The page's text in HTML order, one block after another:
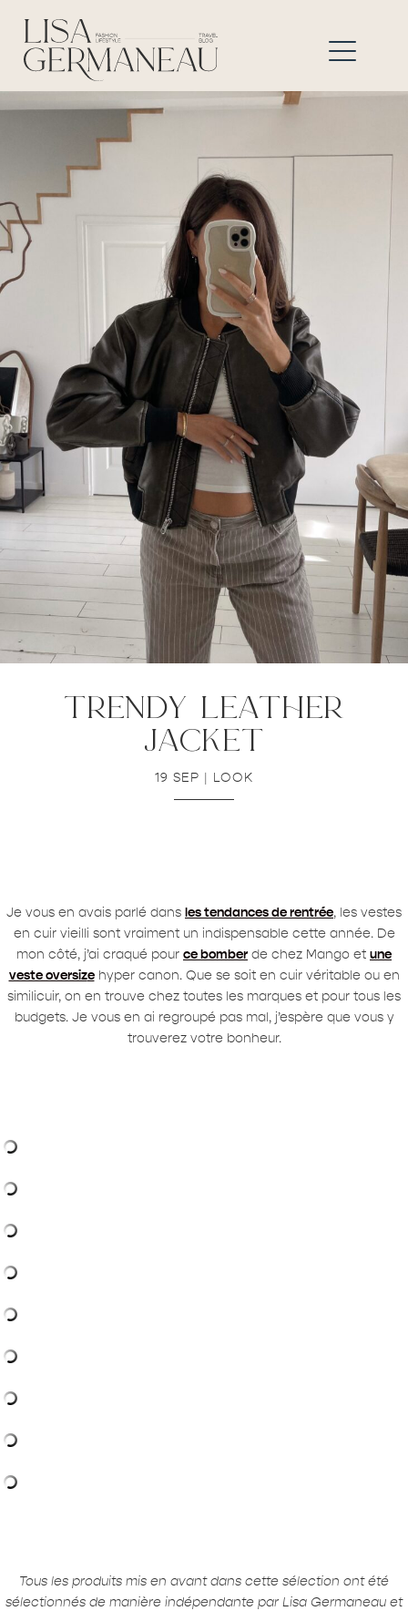
trendy leather
jacket
19 SEP | LOOK
Je vous en avais parlé dans les tendances de rentrée, les vestes
en cuir vieilli sont vraiment un indispensable cette année. De
mon côté, j’ai craqué pour ce bomber de chez Mango et une
veste oversizehyper canon. Que se soit en cuir véritable ou en
similicuir, on en trouve chez toutes les marques et pour tous les
budgets. Je vous en ai regroupé pas mal, j’espère que vous y
trouverez votre bonheur.
Tous les produits mis en avant dans cette sélection ont été
sélectionnés de manière indépendante par Lisa Germaneau et